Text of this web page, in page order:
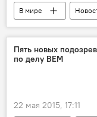
В мире
Аналитика
Пять новых
по делу ВЕМ
22 мая 2015, 17:11